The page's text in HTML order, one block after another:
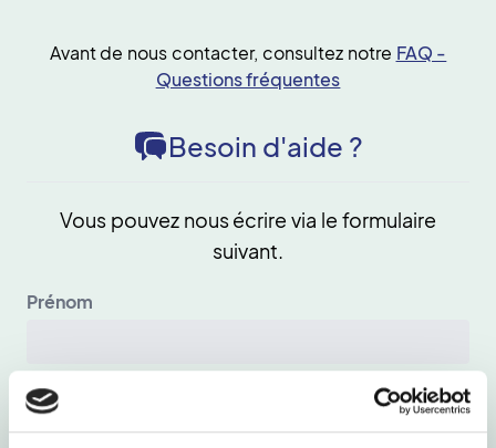
Avant de nous contacter, consultez notre FAQ -
Questions fréquentes
Besoin d'aide ?
Vous pouvez nous écrire via le formulaire
suivant.
Prénom
Nom